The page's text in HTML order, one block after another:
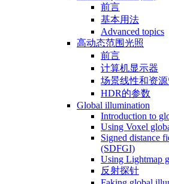
前言
基本用法
Advanced topics
高动态范围光照
前言
计算机显示器
场景线性和资
HDR的参数
Global illumination
Introduction to
Using Voxel
Signed distance
(SDFGI)
Using Lightmap
反射探针